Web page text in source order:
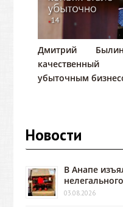
Дмитрий
убыточным
Новости
В Анапе
03.08.2026